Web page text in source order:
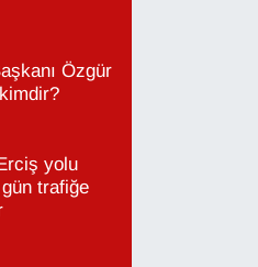
Özgür
yolu
trafiğe